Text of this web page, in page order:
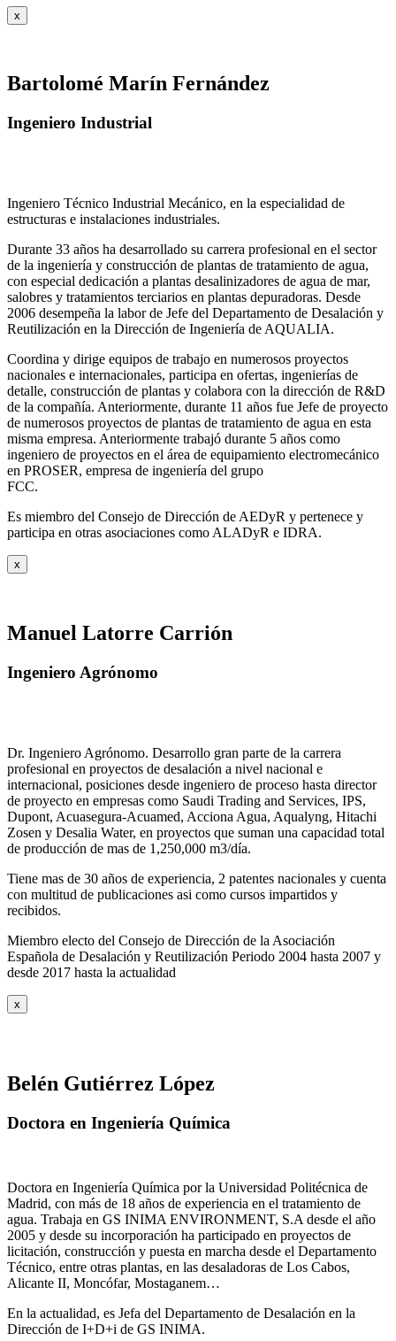
x
Bartolomé Marín Fernández
Ingeniero Industrial
Ingeniero Técnico Industrial Mecánico, en la especialidad de
estructuras e instalaciones industriales.
Durante 33 años ha desarrollado su carrera profesional en el sector
de la ingeniería y construcción de plantas de tratamiento de agua,
con especial dedicación a plantas desalinizadores de agua de mar,
salobres y tratamientos terciarios en plantas depuradoras. Desde
2006 desempeña la labor de Jefe del Departamento de Desalación y
Reutilización en la Dirección de Ingeniería de AQUALIA.
Coordina y dirige equipos de trabajo en numerosos proyectos
nacionales e internacionales, participa en ofertas, ingenierías de
detalle, construcción de plantas y colabora con la dirección de R&D
de la compañía. Anteriormente, durante 11 años fue Jefe de proyecto
de numerosos proyectos de plantas de tratamiento de agua en esta
misma empresa. Anteriormente trabajó durante 5 años como
ingeniero de proyectos en el área de equipamiento electromecánico
en PROSER, empresa de ingeniería del grupo
FCC.
Es miembro del Consejo de Dirección de AEDyR y pertenece y
participa en otras asociaciones como ALADyR e IDRA.
x
Manuel Latorre Carrión
Ingeniero Agrónomo
Dr. Ingeniero Agrónomo. Desarrollo gran parte de la carrera
profesional en proyectos de desalación a nivel nacional e
internacional, posiciones desde ingeniero de proceso hasta director
de proyecto en empresas como Saudi Trading and Services, IPS,
Dupont, Acuasegura-Acuamed, Acciona Agua, Aqualyng, Hitachi
Zosen y Desalia Water, en proyectos que suman una capacidad total
de producción de mas de 1,250,000 m3/día.
Tiene mas de 30 años de experiencia, 2 patentes nacionales y cuenta
con multitud de publicaciones asi como cursos impartidos y
recibidos.
Miembro electo del Consejo de Dirección de la Asociación
Española de Desalación y Reutilización Periodo 2004 hasta 2007 y
desde 2017 hasta la actualidad
x
Belén Gutiérrez López
Doctora en Ingeniería Química
Doctora en Ingeniería Química por la Universidad Politécnica de
Madrid, con más de 18 años de experiencia en el tratamiento de
agua. Trabaja en GS INIMA ENVIRONMENT, S.A desde el año
2005 y desde su incorporación ha participado en proyectos de
licitación, construcción y puesta en marcha desde el Departamento
Técnico, entre otras plantas, en las desaladoras de Los Cabos,
Alicante II, Moncófar, Mostaganem…
En la actualidad, es Jefa del Departamento de Desalación en la
Dirección de I+D+i de GS INIMA.